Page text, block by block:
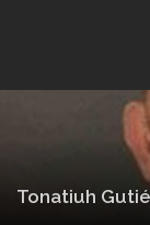
Tonatiuh